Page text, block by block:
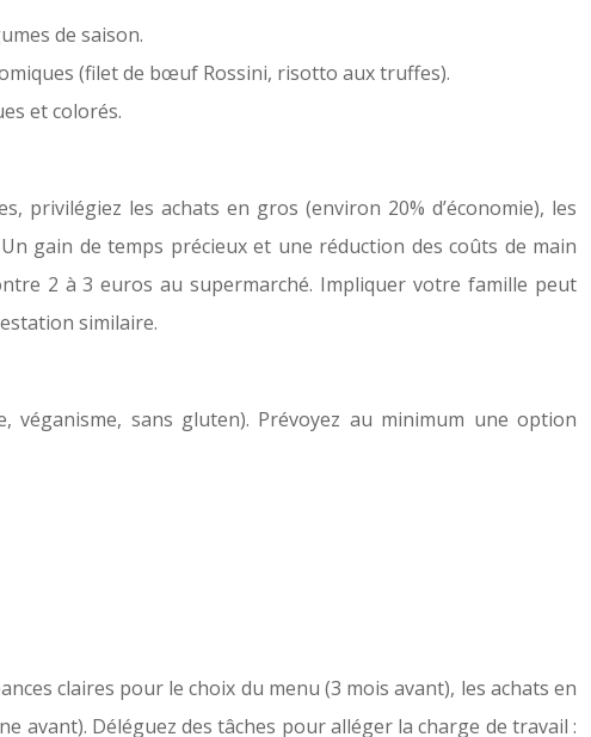
de saison.
(filet de bœuf Rossini, risotto aux truffes).
et colorés.
les achats en gros (environ 20% d’économie), les
gain de temps précieux et une réduction des coûts de main
2 à 3 euros au supermarché. Impliquer votre famille peut
similaire.
véganisme, sans gluten). Prévoyez au minimum une option
claires pour le choix du menu (3 mois avant), les achats en
avant). Déléguez des tâches pour alléger la charge de travail :